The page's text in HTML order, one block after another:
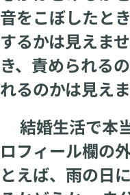
音をこぼしたと
するかは見えま
き、責められる
れるのかは見えま
結婚生活で本
ロフィール欄の
とえば、雨の日